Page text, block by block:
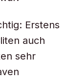
Erstens
auch
sehr